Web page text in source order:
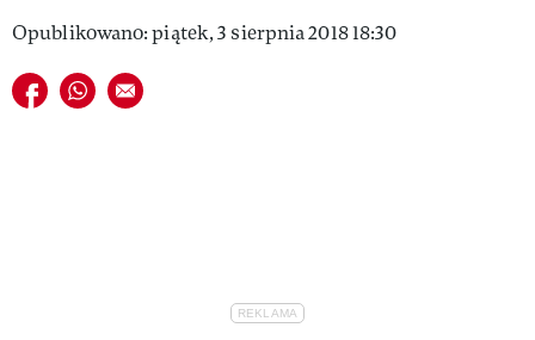
MAGAZYN VIVA!
Opublikowano: piątek, 3 sierpnia 2018 18:30
Udostępnij na facebook
Udostępnij na whatsapp
E-mail do przyjaciela